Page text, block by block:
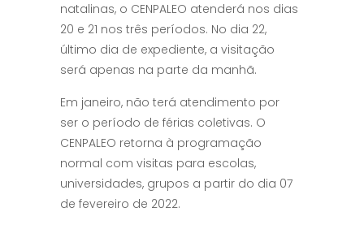
natalinas, o CENPALEO atenderá nos dias
20 e 21 nos três períodos. No dia 22,
último dia de expediente, a visitação
será apenas na parte da manhã.
Em janeiro, não terá atendimento por
ser o período de férias coletivas. O
CENPALEO retorna à programação
normal com visitas para escolas,
universidades, grupos a partir do dia 07
de fevereiro de 2022.